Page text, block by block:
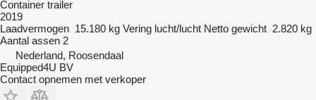
Container trailer
2019
Laadvermogen 15.180 kg Vering lucht/lucht Netto gewicht 2.820 kg
Aantal assen 2
Nederland, Roosendaal
Equipped4U BV
Contact opnemen met verkoper